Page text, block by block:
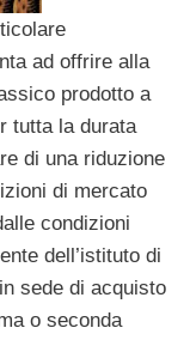
ad offrire alla
prodotto a
tutta la durata
di una riduzione
di mercato
condizioni
dell’istituto di
sede di acquisto
o seconda